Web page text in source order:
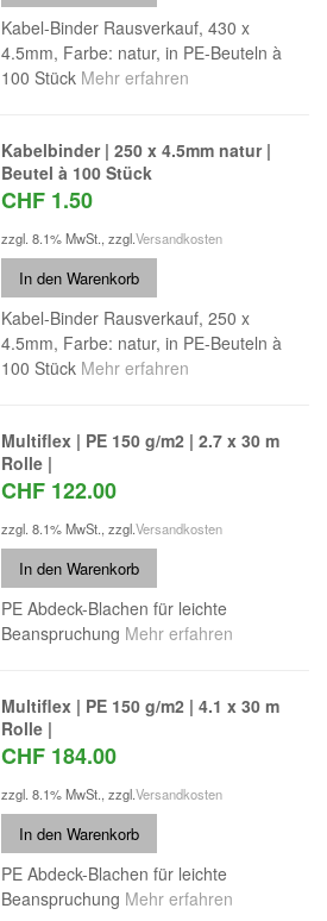
Kabel-Binder Rausverkauf, 430 x
4.5mm, Farbe: natur, in PE-Beuteln à
100 Stück Mehr erfahren
Kabelbinder | 250 x 4.5mm natur |
Beutel à 100 Stück
CHF 1.50
zzgl. 8.1% MwSt.,zzgl.Versandkosten
In den Warenkorb
Kabel-Binder Rausverkauf, 250 x
4.5mm, Farbe: natur, in PE-Beuteln à
100 Stück Mehr erfahren
Multiflex | PE 150 g/m2 | 2.7 x 30 m
Rolle |
CHF 122.00
zzgl. 8.1% MwSt.,zzgl.Versandkosten
In den Warenkorb
PE Abdeck-Blachen für leichte
Beanspruchung Mehr erfahren
Multiflex | PE 150 g/m2 | 4.1 x 30 m
Rolle |
CHF 184.00
zzgl. 8.1% MwSt.,zzgl.Versandkosten
In den Warenkorb
PE Abdeck-Blachen für leichte
Beanspruchung Mehr erfahren